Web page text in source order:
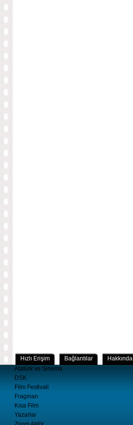
Hızlı Erişim Bağlantılar Hakkında
Atatürk ve Sinema
DSK
Film Festivali
Fragman
Kısa Film
Yazarlar